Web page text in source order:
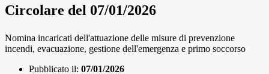
Circolare del 07/01/2026
Nomina incaricati dell'attuazione delle misure di prevenzione
incendi, evacuazione, gestione dell'emergenza e primo soccorso
Pubblicato il: 07/01/2026